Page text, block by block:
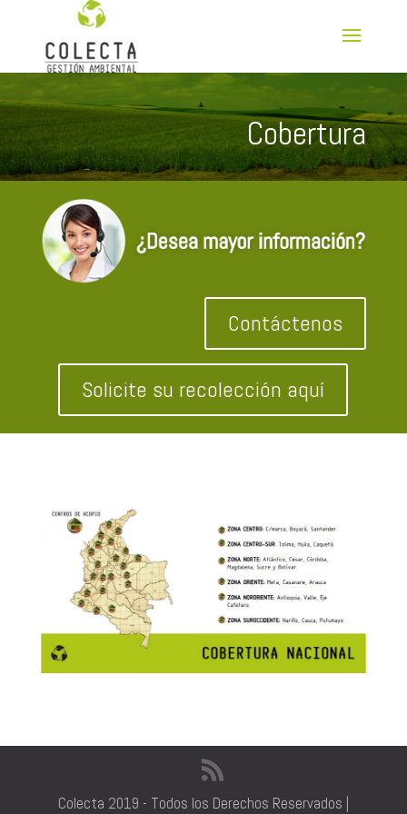
Cobertura
Contáctenos
Solicite su recolección aquí
Colecta 2019 - Todos los Derechos Reservados |